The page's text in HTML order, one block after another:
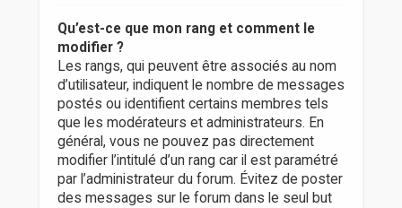
Qu’est-ce que mon rang et comment le
modifier ?
Les rangs, qui peuvent être associés au nom
d’utilisateur, indiquent le nombre de messages
postés ou identifient certains membres tels
que les modérateurs et administrateurs. En
général, vous ne pouvez pas directement
modifier l’intitulé d’un rang car il est paramétré
par l’administrateur du forum. Évitez de poster
des messages sur le forum dans le seul but